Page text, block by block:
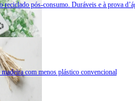
reciclado pós-consumo. Duráveis e à prova
com menos plástico convencional